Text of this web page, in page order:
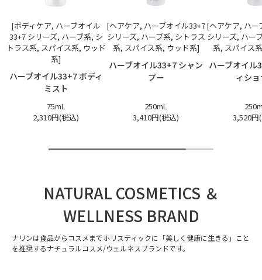
[ボディケア, ハーブオイル
33+7 シリーズ, ハーブ系, シ
トラス系, スパイス系, ウッド
系]
ハーブオイル33+7 ボディ
ミスト
75mL
2,310円(税込)
[ヘアケア, ハーブオイル33+7
シリーズ, ハーブ系, シトラス
系, スパイス系, ウッド系]
ハーブオイル33+7 シャン
プー
250mL
3,410円(税込)
[ヘアケア, ハー
シリーズ, ハー
系, スパイス
ハーブオイル
ィシ
3,520円
NATURAL COSMETICS ＆
WELLNESS BRAND
ナリンは食品からコスメまでホリスティックに「美しく健康に生きる」こと
を推奨するナチュラルコスメ/ウェルネスブランドです。